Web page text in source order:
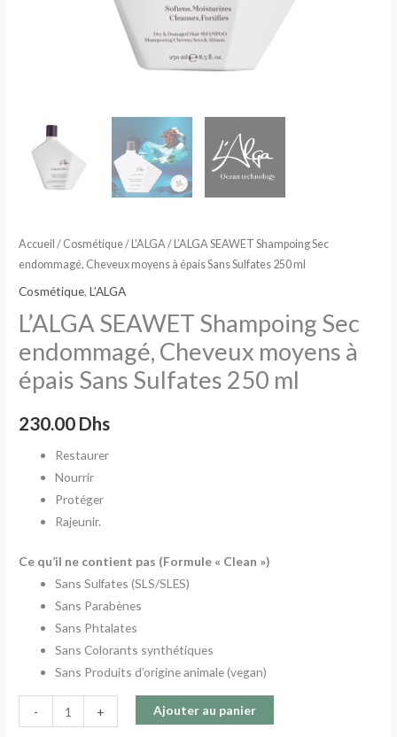
Accueil / Cosmétique/ L'ALGA / L’ALGA SEAWET Shampoing Sec
endommagé, Cheveux moyens à épais Sans Sulfates 250 ml
Cosmétique,L'ALGA
L’ALGA SEAWET Shampoing Sec
endommagé, Cheveux moyens à
épais Sans Sulfates 250 ml
230.00 Dhs
Restaurer
Nourrir
Protéger
Rajeunir.
Ce qu’il ne contient pas (Formule « Clean »)
Sans Sulfates (SLS/SLES)
Sans Parabènes
Sans Phtalates
Sans Colorants synthétiques
Sans Produits d’origine animale (vegan)
- + Ajouter au panier